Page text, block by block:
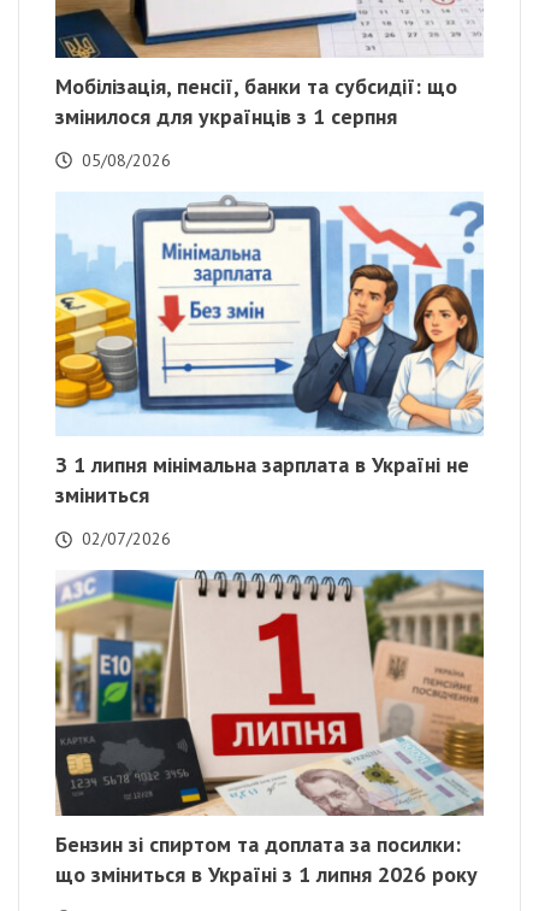
Мобілізація, пенсії, банки та субсидії: що
змінилося для українців з 1 серпня
05/08/2026
З 1 липня мінімальна зарплата в Україні не
зміниться
02/07/2026
Бензин зі спиртом та доплата за посилки:
що зміниться в Україні з 1 липня 2026 року